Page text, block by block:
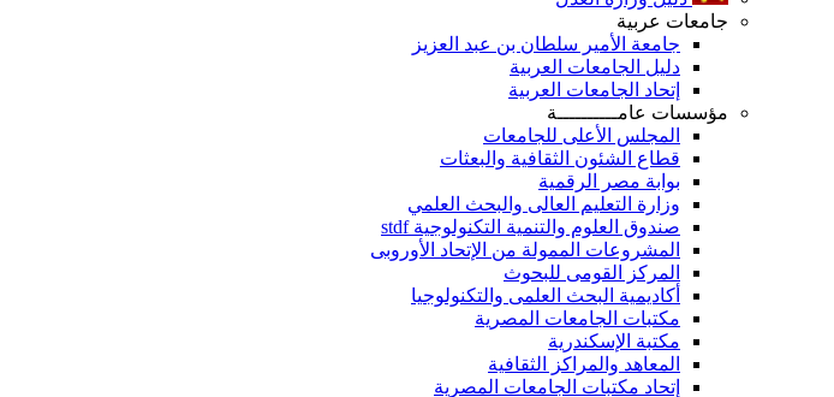
جامعات عربية
جامعة الأمير سلطان بن عبد العزيز
دليل الجامعات العربية
إتحاد الجامعات العربية
مؤسسات عامــــــــــة
المجلس الأعلى للجامعات
قطاع الشئون الثقافية والبعثات
بوابة مصر الرقمية
وزارة التعليم العالى والبحث العلمي
صندوق العلوم والتنمية التكنولوجية stdf
المشروعات الممولة من الإتحاد الأوروبى
المركز القومى للبحوث
أكاديمية البحث العلمى والتكنولوجيا
مكتبات الجامعات المصرية
مكتبة الإسكندرية
المعاهد والمراكز الثقافية
إتحاد مكتبات الجامعات المصرية